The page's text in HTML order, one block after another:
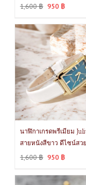
1,600฿ 950 ฿
นาฬิกาเกรดพรีเมียม
สายหนังสีขาว ดีไซน์สว
1,600฿ 950 ฿